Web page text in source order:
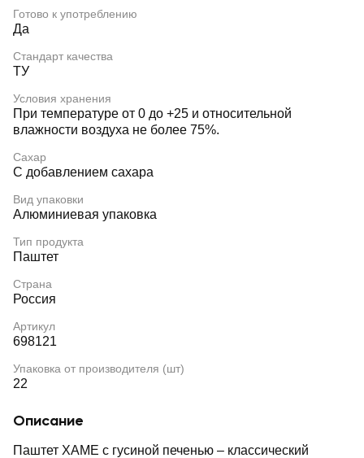
Готово к употреблению
Да
Стандарт качества
ТУ
Условия хранения
При температуре от 0 до +25 и относительной
влажности воздуха не более 75%.
Сахар
С добавлением сахара
Вид упаковки
Алюминиевая упаковка
Тип продукта
Паштет
Страна
Россия
Артикул
698121
Упаковка от производителя (шт)
22
Описание
Паштет ХАМЕ с гусиной печенью – классический